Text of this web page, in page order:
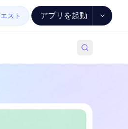
スト アプリを起動